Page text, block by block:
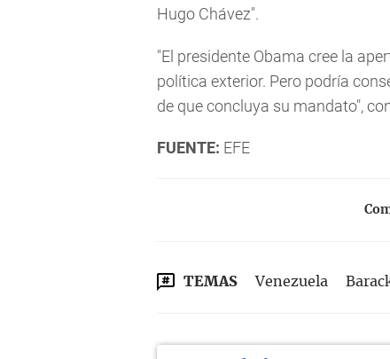
Hugo Chávez".
"El presidente Obama cree la
política exterior. Pero podría
de que concluya su mandato",
FUENTE: EFE
TEMAS Venezuela